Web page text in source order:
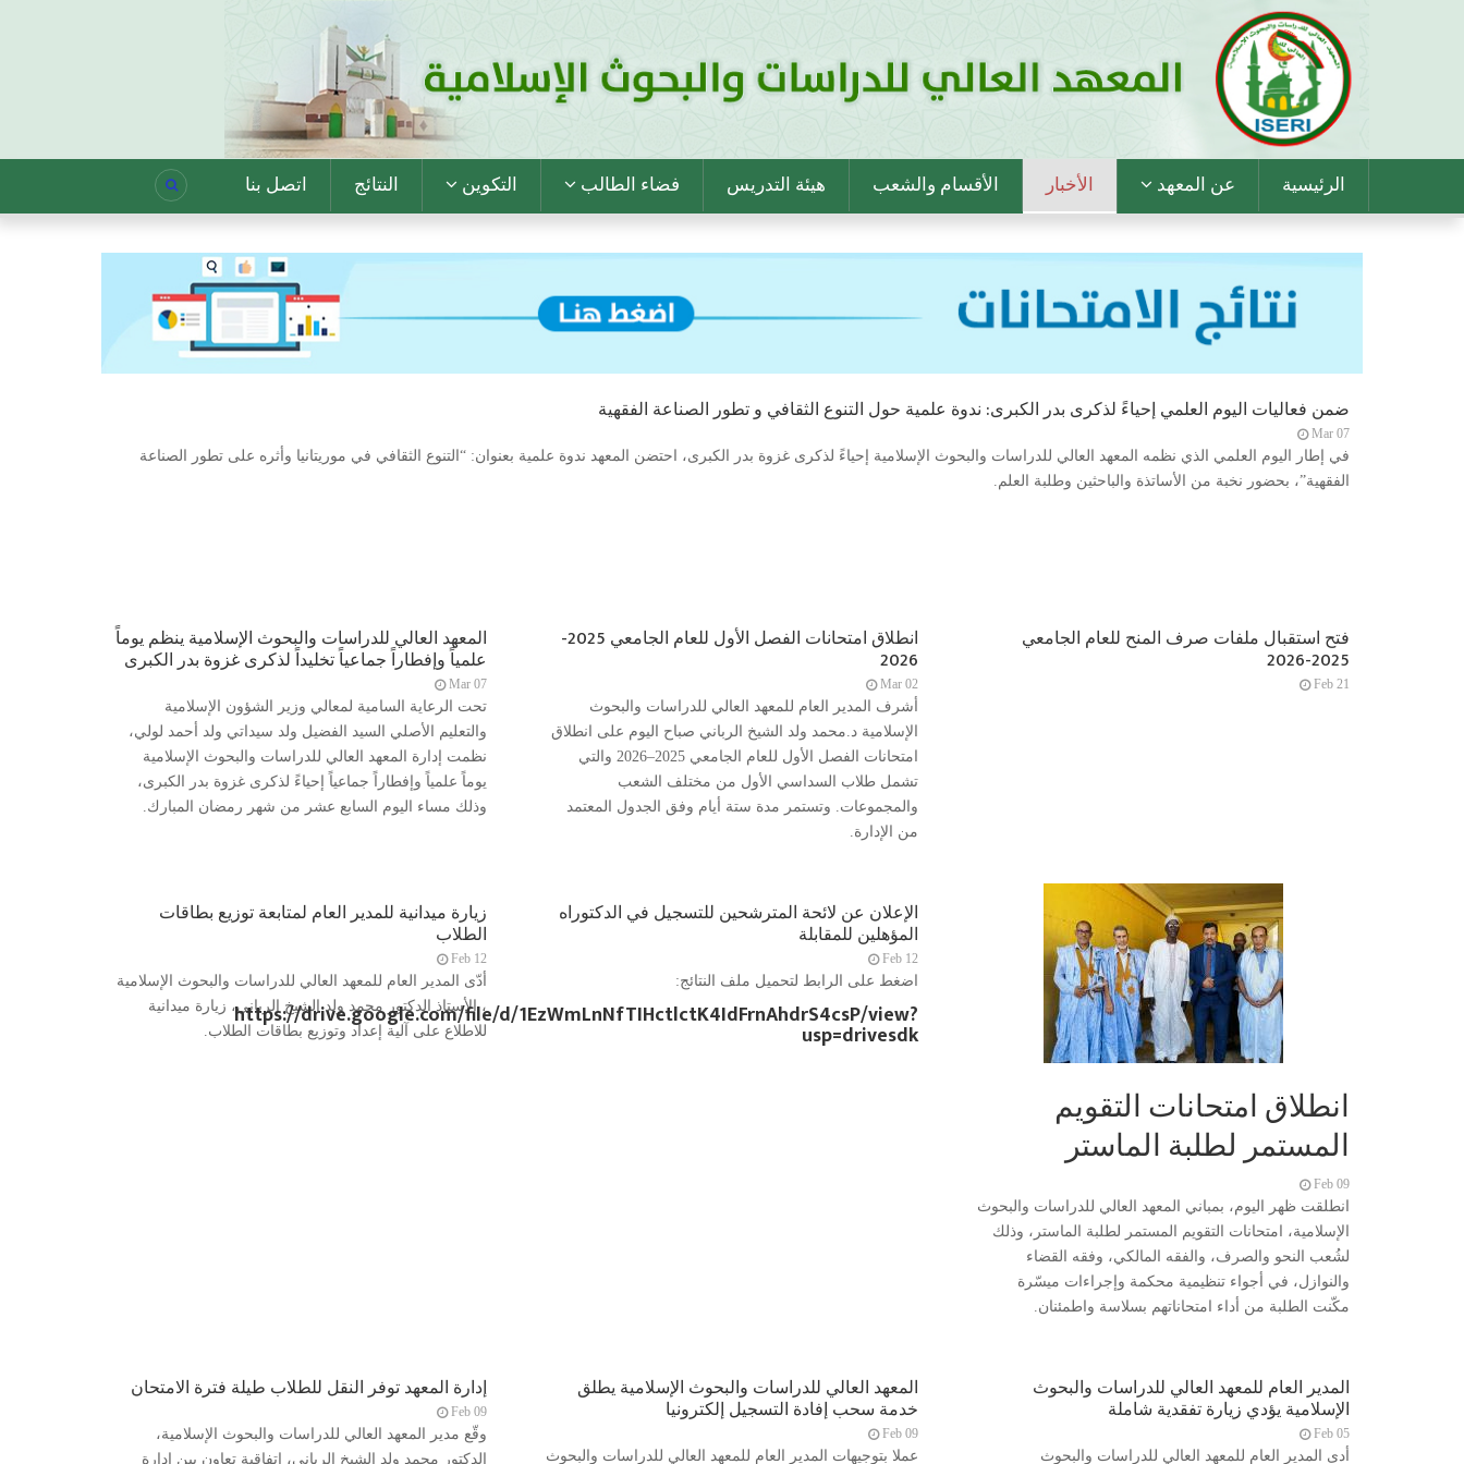
Main
Navigation
الرئيسية عن المعهد الأخبار الأقسام والشعب هيئة التدريس فضاء الطالب التكوين النتائج اتصل بنا
ضمن فعاليات اليوم العلمي إحياءً لذكرى بدر الكبرى: ندوة علمية حول التنوع الثقافي و تطور الصناعة الفقهية
Mar 07
في إطار اليوم العلمي الذي نظمه المعهد العالي للدراسات والبحوث الإسلامية إحياءً لذكرى غزوة بدر الكبرى، احتضن المعهد ندوة علمية بعنوان: “التنوع الثقافي في موريتانيا وأثره على تطور الصناعة
الفقهية”، بحضور نخبة من الأساتذة والباحثين وطلبة العلم.
المعهد العالي للدراسات والبحوث الإسلامية ينظم يوماً
علمياً وإفطاراً جماعياً تخليداً لذكرى غزوة بدر الكبرى
Mar 07
تحت الرعاية السامية لمعالي وزير الشؤون الإسلامية
والتعليم الأصلي السيد الفضيل ولد سيداتي ولد أحمد لولي،
نظمت إدارة المعهد العالي للدراسات والبحوث الإسلامية
يوماً علمياً وإفطاراً جماعياً إحياءً لذكرى غزوة بدر الكبرى،
وذلك مساء اليوم السابع عشر من شهر رمضان المبارك.
انطلاق امتحانات الفصل الأول للعام الجامعي 2025-
2026
Mar 02
أشرف المدير العام للمعهد العالي للدراسات والبحوث
الإسلامية د.محمد ولد الشيخ الرباني صباح اليوم على انطلاق
امتحانات الفصل الأول للعام الجامعي 2025–2026 والتي
تشمل طلاب السداسي الأول من مختلف الشعب
والمجموعات. وتستمر مدة ستة أيام وفق الجدول المعتمد
من الإدارة.
فتح استقبال ملفات صرف المنح للعام الجامعي
2025-2026
Feb 21
زيارة ميدانية للمدير العام لمتابعة توزيع بطاقات
الطلاب
Feb 12
أدّى المدير العام للمعهد العالي للدراسات والبحوث الإسلامية
، الأستاذ الدكتور محمد ولد الشيخ الرباني، زيارة ميدانية
للاطلاع على آلية إعداد وتوزيع بطاقات الطلاب.
الإعلان عن لائحة المترشحين للتسجيل في الدكتوراه
المؤهلين للمقابلة
Feb 12
اضغط على الرابط لتحميل ملف النتائج:
https://drive.google.com/file/d/1EzWmLnNfTIHctlctK4IdFrnAhdrS4csP/view?
usp=drivesdk
انطلاق امتحانات التقويم
المستمر لطلبة الماستر
Feb 09
انطلقت ظهر اليوم، بمباني المعهد العالي للدراسات والبحوث
الإسلامية، امتحانات التقويم المستمر لطلبة الماستر، وذلك
لشُعب النحو والصرف، والفقه المالكي، وفقه القضاء
والنوازل، في أجواء تنظيمية محكمة وإجراءات ميسّرة
مكّنت الطلبة من أداء امتحاناتهم بسلاسة واطمئنان.
إدارة المعهد توفر النقل للطلاب طيلة فترة الامتحان
Feb 09
وقّع مدير المعهد العالي للدراسات والبحوث الإسلامية،
الدكتور محمد ولد الشيخ الرباني، اتفاقية تعاون بين إدارة
المعهد العالي للدراسات والبحوث الإسلامية يطلق
خدمة سحب إفادة التسجيل إلكترونيا
Feb 09
عملا بتوجيهات المدير العام للمعهد العالي للدراسات والبحوث
المدير العام للمعهد العالي للدراسات والبحوث
الإسلامية يؤدي زيارة تفقدية شاملة
Feb 05
أدى المدير العام للمعهد العالي للدراسات والبحوث